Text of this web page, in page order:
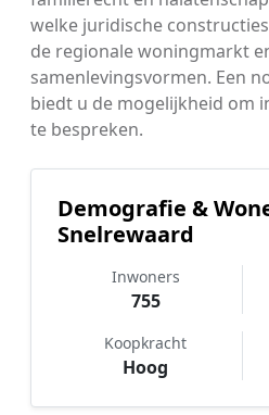
welke juridische
de regionale woningmarkt
samenlevingsvormen. Een
biedt u de mogelijkheid om
te bespreken.
Demografie &
Snelrewaard
Inwoners
755
Koopkracht
Hoog